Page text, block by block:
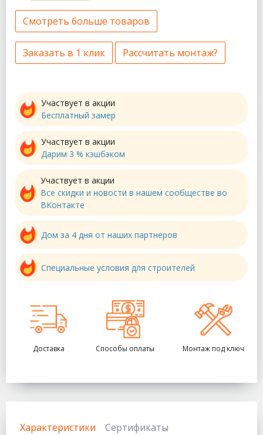
Смотреть больше товаров
Заказать в 1 клик Рассчитать монтаж?
Участвует в акции
Бесплатный замер
Участвует в акции
Дарим 3 % кэшбэком
Участвует в акции
Все скидки и новости в нашем сообществе во
ВКонтакте
Дом за 4 дня от наших партнеров
Специальные условия для строителей
Доставка Способы оплаты Монтаж под ключ
Характеристики Сертификаты